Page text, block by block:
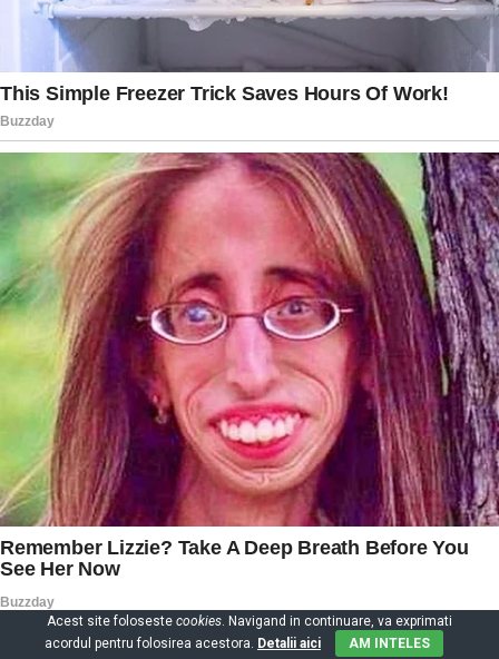
Acest site foloseste cookies. Navigand in continuare, va exprimati
acordul pentru folosirea acestora. Detalii aici AM INTELES